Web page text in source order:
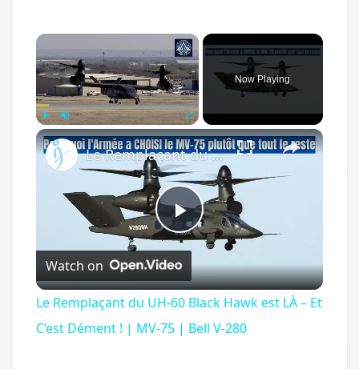
×
Play Unmute Fullscreen
Now Playing
×
Play
Video
Le Remplaçant du UH-60 Black Hawk est LÀ – Et C’est Dément ! | MV-75 | Bell V-280
Watch on
Le Remplaçant du UH-60 Black Hawk est LÀ – Et
C’est Dément ! | MV-75 | Bell V-280